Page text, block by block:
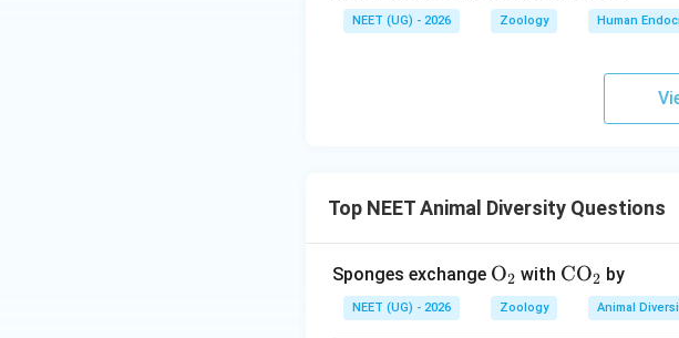
NEET (UG) - 2026 Zoology Human
Top NEET Animal Diversity Questions
Sponges exchange \tex
t
{O}
O2 with \te
CO2 by
NEET (UG) - 2026 Zoology Animal